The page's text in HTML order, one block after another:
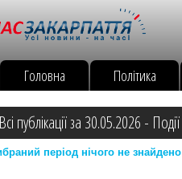
Головна Політика
Всі публікації за 30.05.2026 - Події
період нічого не знайдено